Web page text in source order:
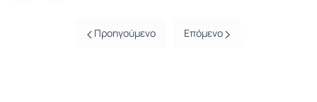
Προηγούμενο Επόμενο